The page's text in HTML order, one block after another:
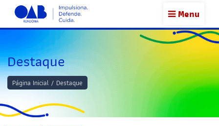
Menu
Destaque
Página Inicial / Destaque